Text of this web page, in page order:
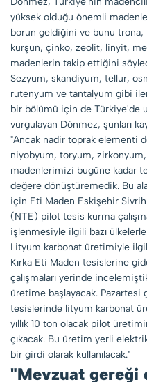
yüksek olduğu önemli
borun geldiğini ve bunu
kurşun, çinko, zeolit, linyit,
madenlerin takip ettiğini
Sezyum, skandiyum, tellur,
rutenyum ve tantalyum gibi
bir bölümü için de Türkiye'de
vurgulayan Dönmez, şunları
"Ancak nadir toprak elementi
niyobyum, toryum,
madenlerimizi bugüne kadar
değere dönüştüremedik. Bu
için Eti Maden Eskişehir
(NTE) pilot tesis kurma
işlenmesiyle ilgili bazı
Lityum karbonat üretimiyle
Kırka Eti Maden tesislerine
çalışmaları yerinde
üretime başlayacak. Pazartesi
tesislerinde lityum karbonat
yıllık 10 ton olacak pilot
çıkacak. Bu üretim yerli
bir girdi olarak kullanılacak."
"Mevzuat gereği